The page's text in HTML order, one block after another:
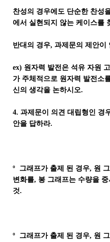
찬성의 경우에도 단순한 찬성
에서 실현되지 않는 케이스를
반대의 경우, 과제문의 제안이
ex) 원자력 발전은 석유 자원
가 주체적으로 원자력 발전소
신의 생각을 논하시오.
4. 과제문이 의견 대립형인 경
안을 답하라.
º 그래프가 출제 된 경우, 원
변화를, 봉 그래프는 수량을
것.
º 그래프가 출제 된 경우, 원